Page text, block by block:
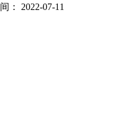
： 2022-07-11